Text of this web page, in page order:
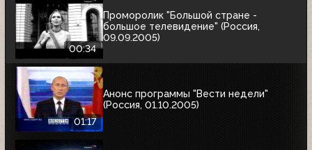
00:34
Проморолик "Большой стране -
большое телевидение" (Россия,
09.09.2005)
01:17
Анонс программы "Вести недели"
(Россия, 01.10.2005)